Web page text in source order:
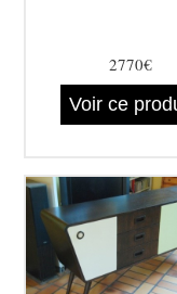
2770€
Voir ce